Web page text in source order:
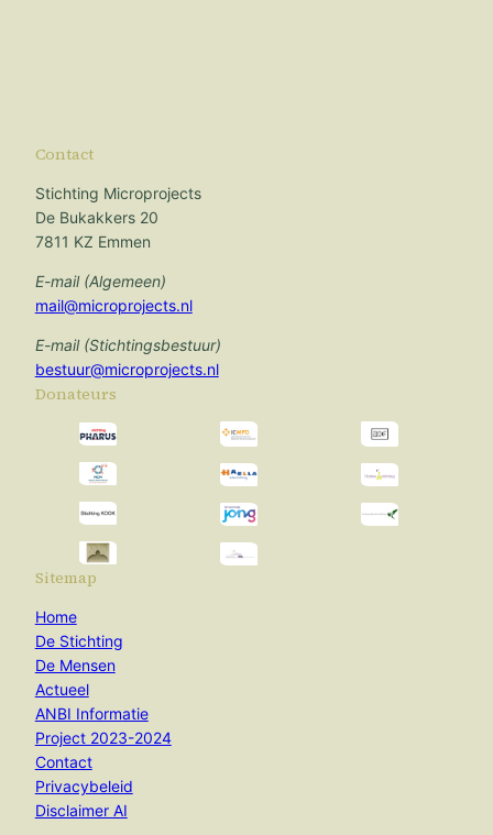
Contact
Stichting Microprojects
De Bukakkers 20
7811 KZ Emmen
E-mail (Algemeen)
mail@microprojects.nl
E-mail (Stichtingsbestuur)
bestuur@microprojects.nl
Donateurs
Sitemap
Home
De Stichting
De Mensen
Actueel
ANBI Informatie
Project 2023-2024
Contact
Privacybeleid
Disclaimer AI